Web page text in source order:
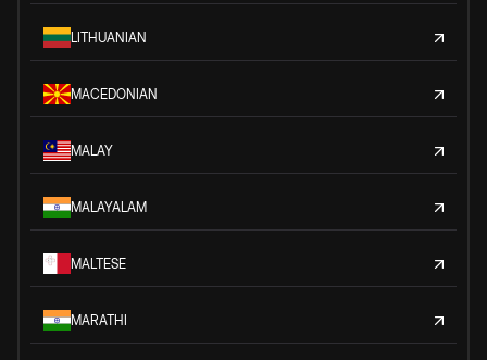
LITHUANIAN
MACEDONIAN
MALAY
MALAYALAM
MALTESE
MARATHI